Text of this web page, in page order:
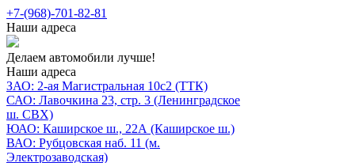
+7-(968)-701-82-81
Наши адреса
Делаем автомобили лучше!
Наши адреса
ЗАО: 2-ая Магистральная 10с2 (ТТК)
САО: Лавочкина 23, стр. 3 (Ленинградское
ш. СВХ)
ЮАО: Каширское ш., 22А (Каширское ш.)
ВАО: Рубцовская наб. 11 (м.
Электрозаводская)